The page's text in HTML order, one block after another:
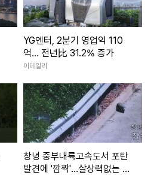
YG엔터, 2분기 영업익 110
억… 전년比 31.2% 증가
이데일리
창녕 중부내륙고속도서 포탄
발견에 '깜짝'…살상력없는 모